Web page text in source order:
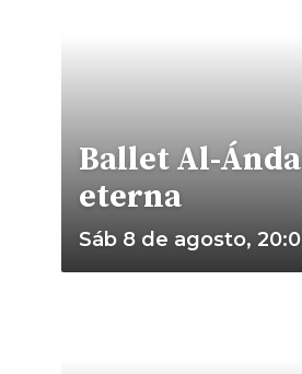
Ballet Al-
eterna
Sáb 8 de agosto,